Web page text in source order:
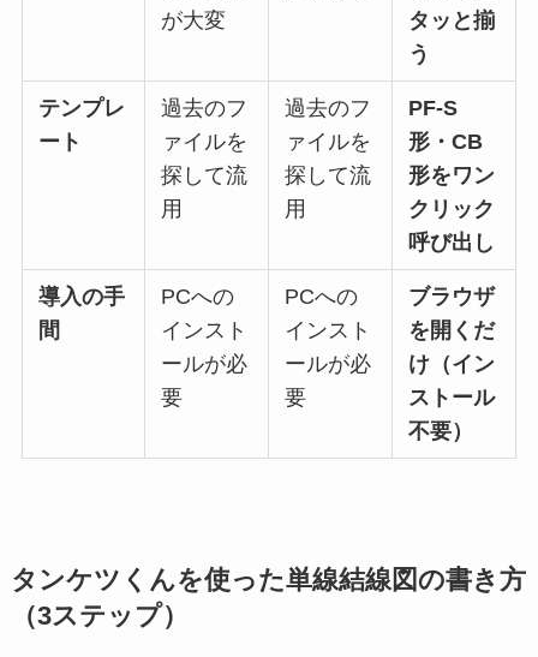
が大変
タッと揃
う
テンプレ
ート
過去のフ
ァイルを
探して流
用
過去のフ
ァイルを
探して流
用
PF-S
形・CB
形をワン
クリック
呼び出し
導入の手
間
PCへの
インスト
ールが必
要
PCへの
インスト
ールが必
要
ブラウザ
を開くだ
け（イン
ストール
不要）
タンケツくんを使った単線結線図の書き方
（3ステップ）